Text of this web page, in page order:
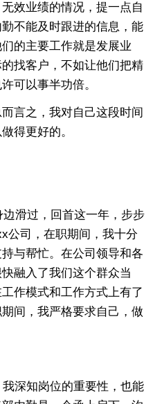
业绩的情况，提一点自
不能及时跟进的信息，能
的主要工作就是发展业
找客户，不如让他们把精
可以事半功倍。
之，我对自己这段时间
得更好的。
滑过，回首这一年，步步
公司，在职期间，我十分
与帮忙。在公司领导和各
融入了我们这个群众当
作模式和工作方式上有了
间，我严格要求自己，做
深知岗位的重要性，也能